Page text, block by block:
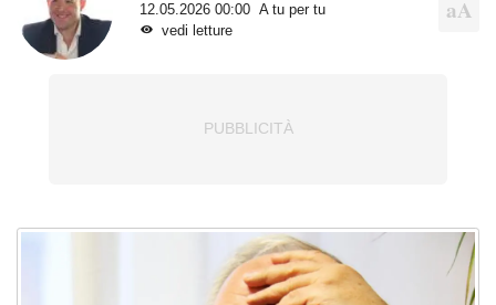
12.05.2026 00:00
A tu per tu
vedi letture